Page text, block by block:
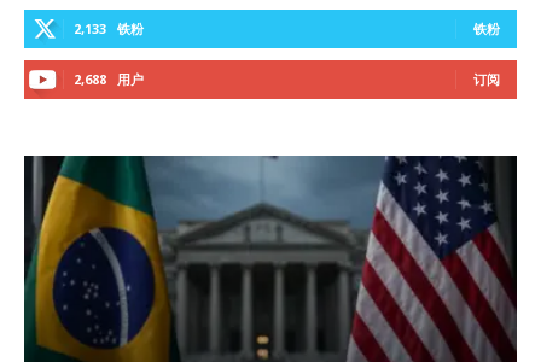
2,133 铁粉 铁粉
2,688 用户 订阅